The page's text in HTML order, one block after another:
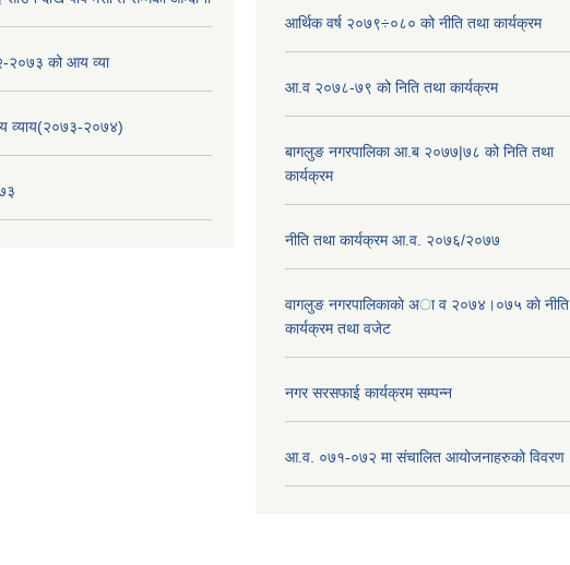
को आय व्या
२०७४)
आर्थिक वर्ष २०७९÷०८० को नीति तथा कार्यक्रम
आ.व २०७८-७९ को निति तथा कार्यक्रम
बागलुङ नगरपालिका आ.ब २०७७|७८ को निति तथा
कार्यक्रम
नीति तथा कार्यक्रम आ.व. २०७६/२०७७
वागलुङ नगरपालिकाकाे अा‍ व २०७४।०७५ काे नीति
कार्यक्रम तथा वजेट
नगर सरसफाई कार्यक्रम सम्पन्न
आ.व. ०७१-०७२ मा संचालित आयोजनाहरुको विवरण